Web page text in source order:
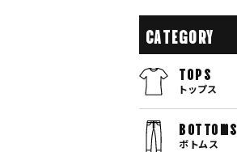
CATEGORY
TOPS
トップス
bottoms
ボトムス